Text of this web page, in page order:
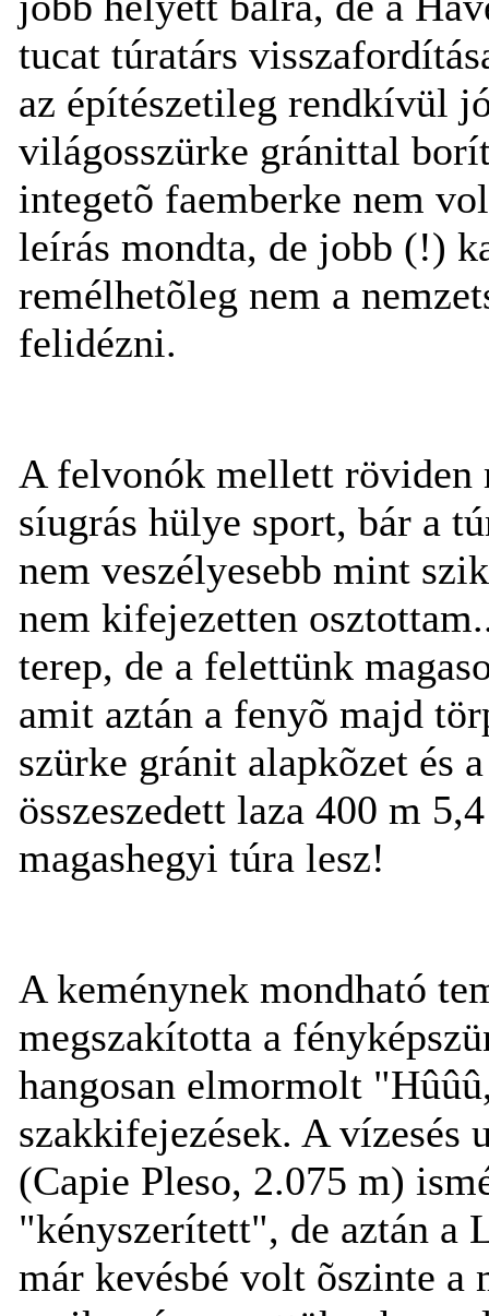
tucat túratárs
az építészetileg rendkívül
világosszürke gránittal
integetõ faemberke nem
leírás mondta, de jobb (!)
remélhetõleg nem a
felidézni.
A felvonók mellett röviden
síugrás hülye sport, bár a
nem veszélyesebb mint
nem kifejezetten
terep, de a felettünk
amit aztán a fenyõ majd
szürke gránit alapkõzet és
összeszedett laza 400 m
magashegyi túra lesz!
A keménynek mondható
megszakította a
hangosan elmormolt
szakkifejezések. A vízesés
(Capie Pleso, 2.075 m)
"kényszerített", de aztán a
már kevésbé volt õszinte a